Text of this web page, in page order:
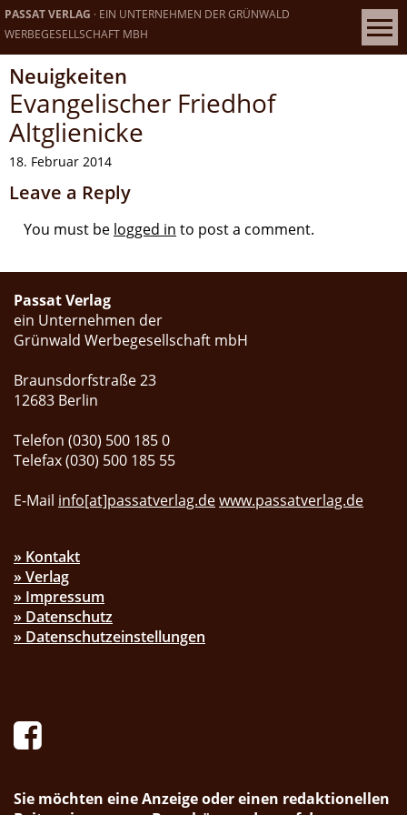
PASSAT VERLAG · EIN UNTERNEHMEN DER GRÜNWALD
WERBEGESELLSCHAFT MBH
Neuigkeiten
Evangelischer Friedhof
Altglienicke
18. Februar 2014
Leave a Reply
You must be logged in to post a comment.
Passat Verlag
ein Unternehmen der
Grünwald Werbegesellschaft mbH
Braunsdorfstraße 23
12683 Berlin
Telefon (030) 500 185 0
Telefax (030) 500 185 55
E-Mail info[at]passatverlag.dewww.passatverlag.de
» Kontakt
» Verlag
» Impressum
» Datenschutz
» Datenschutzeinstellungen
Sie möchten eine Anzeige oder einen redaktionellen